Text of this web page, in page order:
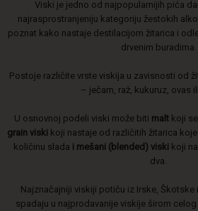
Viski je jedno od najpopularnijih pića
najrasprostranjeniju kategoriju žestokih
poznat kako nastaje destilacijom žitarica i
drvenim buradima.
Postoje različite vrste viskija u zavisnosti od
– ječam, raž, kukuruz, ovas
U osnovnoj podeli viski može biti malt koji
grain viski koji nastaje od različitih žitarica
količinu slada i mešani (blended) viski koji
dva.
Najznačajniji viskiji potiču iz Irske, Škotske
spadaju u najprodavanije viskije širom